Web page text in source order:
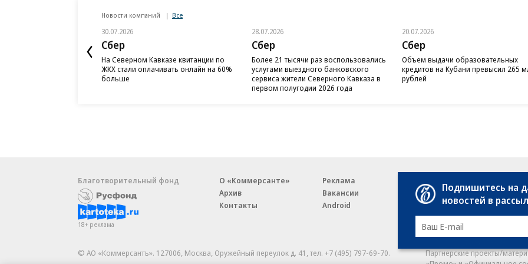
Новости компаний Все
30.07.2026
Сбер
На Северном Кавказе квитанции по
ЖКХ стали оплачивать онлайн на 60%
больше
28.07.2026
Сбер
Более 21 тысячи раз воспользовались
услугами выездного банковского
сервиса жители Северного Кавказа в
первом полугодии 2026 года
20.07.2026
Сбер
Объем выдачи образовательных
кредитов на Кубани превысил 265
рублей
Благотворительный фонд
18+ реклама
О «Коммерсанте»
Архив
Контакты
Реклама
Вакансии
Android
Правовая информация
E-mail рассылки
© АО «Коммерсантъ». 127006, Москва, Оружейный переулок д. 41,тел. +7 (495) 797-69-70.
Партнерские проекты/
Подпишитесь на
новостей в